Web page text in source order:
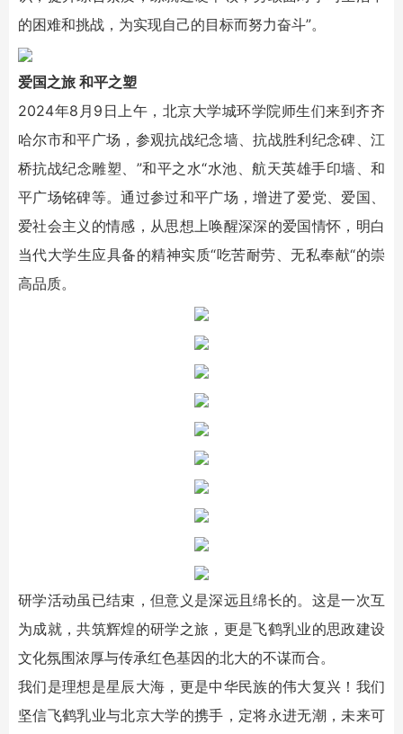
的困难和挑战，为实现自己的目标而努力奋斗”。
爱国之旅 和平之塑
2024年8月9日上午，北京大学城环学院师生们来到齐齐
哈尔市和平广场，参观抗战纪念墙、抗战胜利纪念碑、江
桥抗战纪念雕塑、”和平之水“水池、航天英雄手印墙、和
平广场铭碑等。通过参过和平广场，增进了爱党、爱国、
爱社会主义的情感，从思想上唤醒深深的爱国情怀，明白
当代大学生应具备的精神实质“吃苦耐劳、无私奉献“的崇
高品质。
研学活动虽已结束，但意义是深远且绵长的。这是一次互
为成就，共筑辉煌的研学之旅，更是飞鹤乳业的思政建设
文化氛围浓厚与传承红色基因的北大的不谋而合。
我们是理想是星辰大海，更是中华民族的伟大复兴！我们
坚信飞鹤乳业与北京大学的携手，定将永进无潮，未来可